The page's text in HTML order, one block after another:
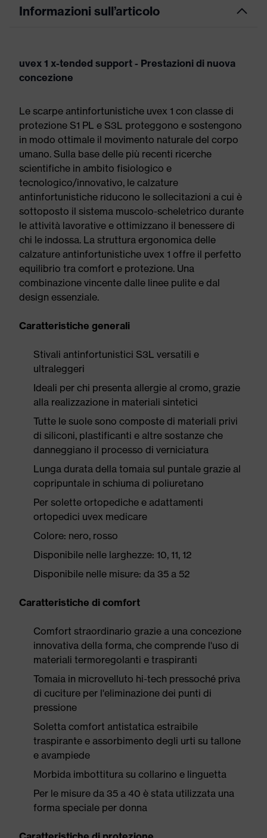
Informazioni sull’articolo
uvex 1 x-tended support - Prestazioni di nuova
concezione
Le scarpe antinfortunistiche uvex 1 con classe di
protezione S1 PL e S3L proteggono e sostengono
in modo ottimale il movimento naturale del corpo
umano. Sulla base delle più recenti ricerche
scientifiche in ambito fisiologico e
tecnologico/innovativo, le calzature
antinfortunistiche riducono le sollecitazioni a cui è
sottoposto il sistema muscolo-scheletrico durante
le attività lavorative e ottimizzano il benessere di
chi le indossa. La struttura ergonomica delle
calzature antinfortunistiche uvex 1 offre il perfetto
equilibrio tra comfort e protezione. Una
combinazione vincente dalle linee pulite e dal
design essenziale.
Caratteristiche generali
Stivali antinfortunistici S3L versatili e
ultraleggeri
Ideali per chi presenta allergie al cromo, grazie
alla realizzazione in materiali sintetici
Tutte le suole sono composte di materiali privi
di siliconi, plastificanti e altre sostanze che
danneggiano il processo di verniciatura
Lunga durata della tomaia sul puntale grazie al
copripuntale in schiuma di poliuretano
Per solette ortopediche e adattamenti
ortopedici uvex medicare
Colore: nero, rosso
Disponibile nelle larghezze: 10, 11, 12
Disponibile nelle misure: da 35 a 52
Caratteristiche di comfort
Comfort straordinario grazie a una concezione
innovativa della forma, che comprende l'uso di
materiali termoregolanti e traspiranti
Tomaia in microvelluto hi-tech pressoché priva
di cuciture per l'eliminazione dei punti di
pressione
Soletta comfort antistatica estraibile
traspirante e assorbimento degli urti su tallone
e avampiede
Morbida imbottitura su collarino e linguetta
Per le misure da 35 a 40 è stata utilizzata una
forma speciale per donna